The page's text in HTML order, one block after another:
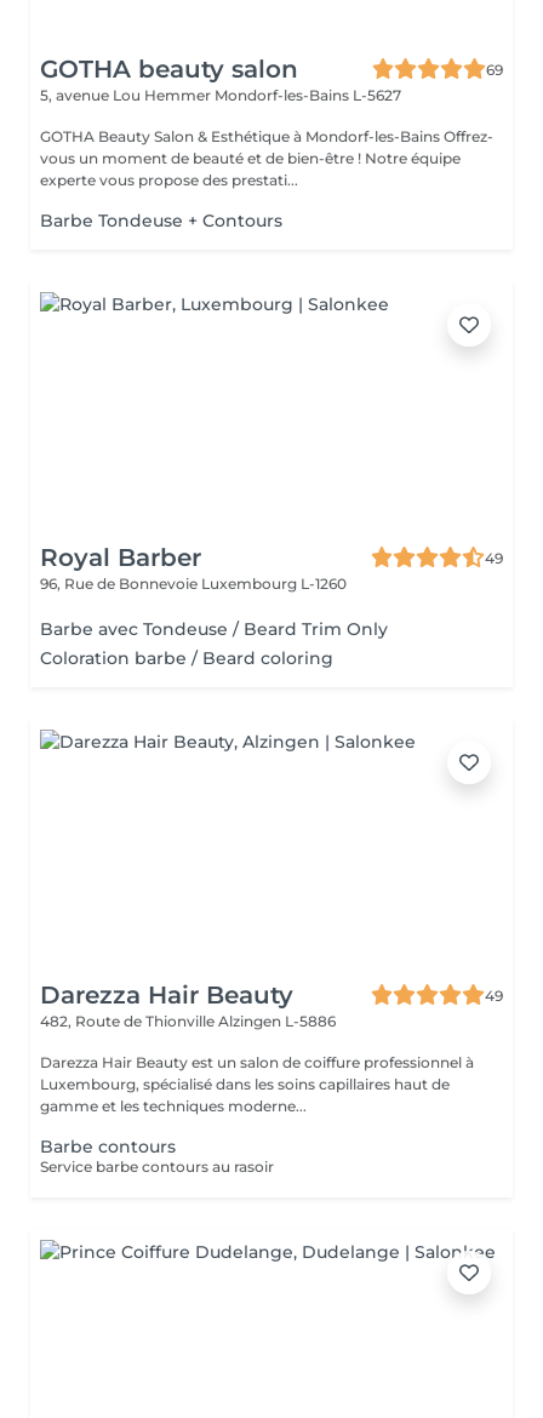
GOTHA beauty salon
69
5, avenue Lou Hemmer Mondorf-les-Bains L-5627
GOTHA Beauty Salon & Esthétique à Mondorf-les-Bains Offrez-
vous un moment de beauté et de bien-être ! Notre équipe
experte vous propose des prestati...
Barbe Tondeuse + Contours
Royal Barber
49
96, Rue de Bonnevoie Luxembourg L-1260
Barbe avec Tondeuse / Beard Trim Only
Coloration barbe / Beard coloring
Darezza Hair Beauty
49
482, Route de Thionville Alzingen L-5886
Darezza Hair Beauty est un salon de coiffure professionnel à
Luxembourg, spécialisé dans les soins capillaires haut de
gamme et les techniques moderne...
Barbe contours
Service barbe contours au rasoir